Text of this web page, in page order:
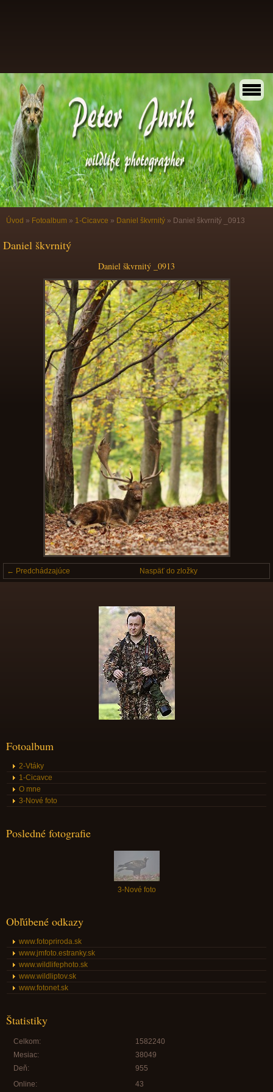
Úvod » Fotoalbum » 1-Cicavce » Daniel škvrnitý » Daniel škvrnitý _0913
Daniel škvrnitý
Daniel škvrnitý _0913
← Predchádzajúce Naspäť do zložky
Fotoalbum
2-Vtáky
1-Cicavce
O mne
3-Nové foto
Posledné fotografie
3-Nové foto
Obľúbené odkazy
www.fotopriroda.sk
www.jmfoto.estranky.sk
www.wildlifephoto.sk
www.wildliptov.sk
www.fotonet.sk
Štatistiky
Online: 43
Celkom:
1582240
Mesiac:
38049
Deň:
955